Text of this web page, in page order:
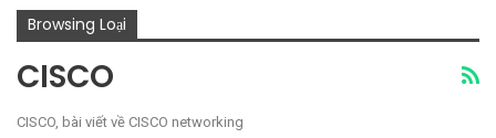
Browsing Loại
CISCO
CISCO, bài viết về CISCO networking